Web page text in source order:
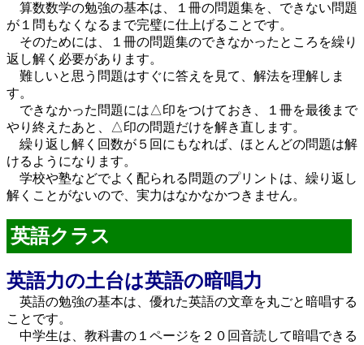
算数数学の勉強の基本は、１冊の問題集を、できない問題
が１問もなくなるまで完璧に仕上げることです。
そのためには、１冊の問題集のできなかったところを繰り
返し解く必要があります。
難しいと思う問題はすぐに答えを見て、解法を理解しま
す。
できなかった問題には△印をつけておき、１冊を最後まで
やり終えたあと、△印の問題だけを解き直します。
繰り返し解く回数が５回にもなれば、ほとんどの問題は解
けるようになります。
学校や塾などでよく配られる問題のプリントは、繰り返し
解くことがないので、実力はなかなかつきません。
英語クラス
英語力の土台は英語の暗唱力
英語の勉強の基本は、優れた英語の文章を丸ごと暗唱する
ことです。
中学生は、教科書の１ページを２０回音読して暗唱できる